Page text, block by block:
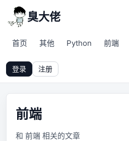
臭大佬
首页 其他 Python 前端
登录 注册
前端
和 前端 相关的文章